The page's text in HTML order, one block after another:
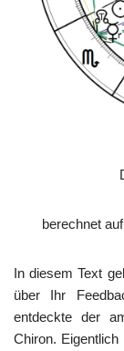
berechnet
In diesem Text
über Ihr
entdeckte der
Chiron.